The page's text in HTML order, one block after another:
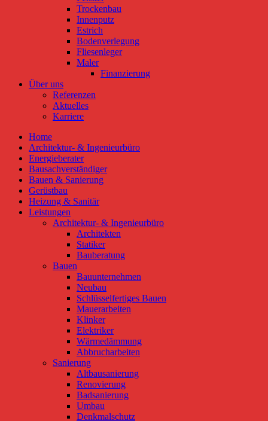
Trockenbau
Innenputz
Estrich
Bodenverlegung
Fliesenleger
Maler
Finanzierung
Über uns
Referenzen
Aktuelles
Karriere
Home
Architektur- & Ingenieurbüro
Energieberater
Bausachverständiger
Bauen & Sanierung
Gerüstbau
Heizung & Sanitär
Leistungen
Architektur- & Ingenieurbüro
Architekten
Statiker
Bauberatung
Bauen
Bauunternehmen
Neubau
Schlüsselfertiges Bauen
Mauerarbeiten
Klinker
Elektriker
Wärmedämmung
Abbrucharbeiten
Sanierung
Altbausanierung
Renovierung
Badsanierung
Umbau
Denkmalschutz